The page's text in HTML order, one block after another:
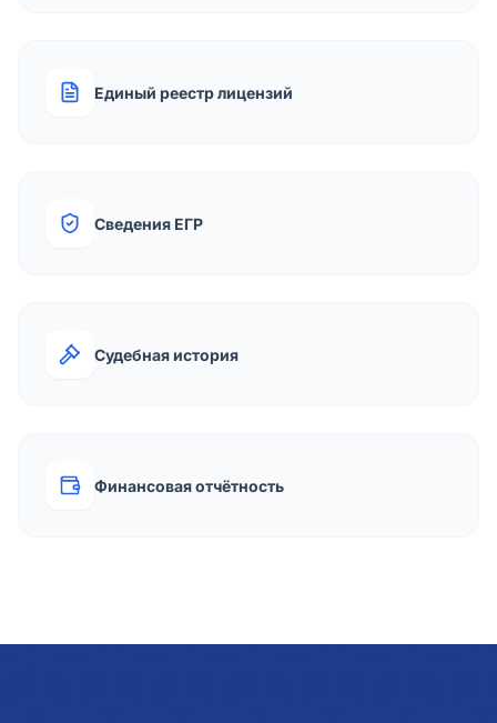
Единый реестр лицензий
Сведения ЕГР
Судебная история
Финансовая отчётность